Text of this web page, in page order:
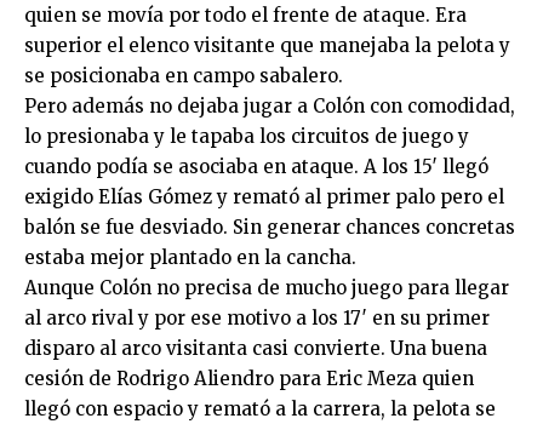
quien se movía por todo el frente de ataque. Era
superior el elenco visitante que manejaba la pelota y
se posicionaba en campo sabalero.
Pero además no dejaba jugar a Colón con comodidad,
lo presionaba y le tapaba los circuitos de juego y
cuando podía se asociaba en ataque. A los 15′ llegó
exigido Elías Gómez y remató al primer palo pero el
balón se fue desviado. Sin generar chances concretas
estaba mejor plantado en la cancha.
Aunque Colón no precisa de mucho juego para llegar
al arco rival y por ese motivo a los 17′ en su primer
disparo al arco visitanta casi convierte. Una buena
cesión de Rodrigo Aliendro para Eric Meza quien
llegó con espacio y remató a la carrera, la pelota se